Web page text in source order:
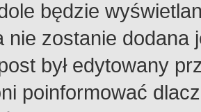
będzie
nie zostanie dodana
był edytowany
poinformować